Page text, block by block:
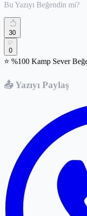
Bu Yazıyı Beğendin mi?
30
0
⭐ %100 Kamp Sever
📤 Yazıyı Paylaş